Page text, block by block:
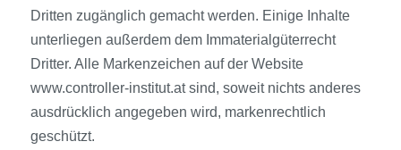
Dritten zugänglich gemacht werden. Einige Inhalte
unterliegen außerdem dem Immaterialgüterrecht
Dritter. Alle Markenzeichen auf der Website
www.controller-institut.at sind, soweit nichts anderes
ausdrücklich angegeben wird, markenrechtlich
geschützt.